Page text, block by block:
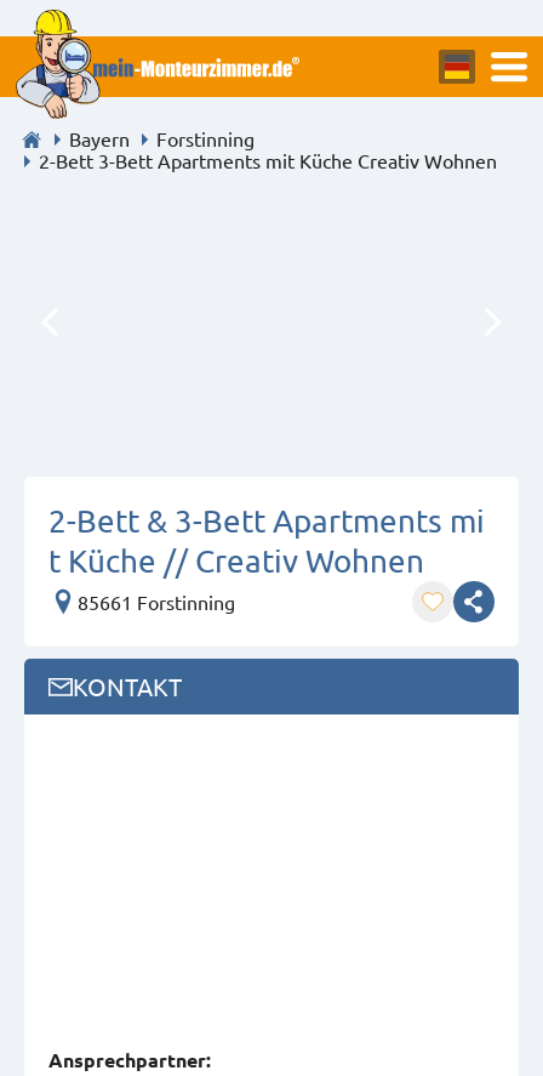
Bayern
Forstinning
2-Bett 3-Bett Apartments mit Küche Creativ Wohnen
2-Bett & 3-Bett Apartments mi
t Küche // Creativ Wohnen
85661 Forstinning
KONTAKT
Ansprech­partner: